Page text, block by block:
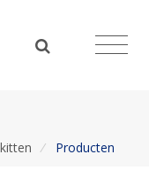
/ Producten